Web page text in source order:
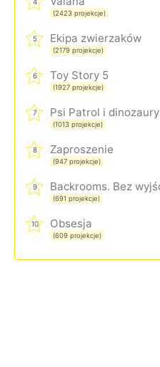
(2423 projekcje)
5 Ekipa zwierzaków
(2179 projekcje)
6 Toy Story 5
(1927 projekcje)
7 Psi Patrol i dinozaury
(1013 projekcje)
8 Zaproszenie
(947 projekcje)
9
(691 projekcje)
10 Obsesja
(609 projekcje)